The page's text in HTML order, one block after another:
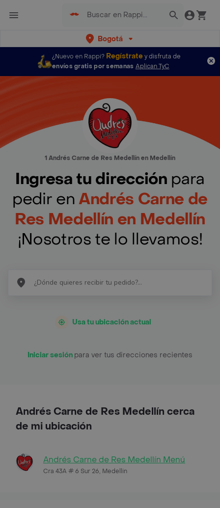
Bogotá
¿Nuevo en Rappi? Regístratey disfruta de
envíos gratis por semanas Aplican TyC
1 Andrés Carne de Res Medellín en Medellín
Ingresa tu dirección para
pedir enAndrés Carne de
Res Medellín en Medellín
¡Nosotros te lo llevamos!
Usa tu ubicación actual
Iniciar sesión para ver tus direcciones recientes
Andrés Carne de Res Medellín cerca
de mi ubicación
Andrés Carne de Res Medellín Menú
Cra 43A # 6 Sur 26, Medellin